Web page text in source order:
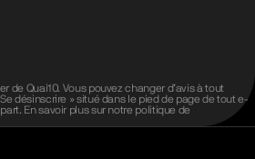
de Quai10. Vous pouvez changer d’avis à tout
désinscrire » situé dans le pied de page de tout e-
En savoir plus sur notre politique de